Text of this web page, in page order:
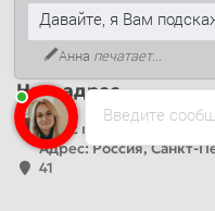
+7 (499) 444-14-71
Наш адрес
Офис продаж
Адрес: Россия, Санкт-
41
Введите
Давайте, я Вам
Анна печатает...